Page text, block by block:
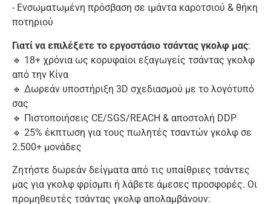
- Ενσωματωμένη πρόσβαση σε ιμάντα καροτσιού & θήκη
ποτηριού
Γιατί να επιλέξετε το εργοστάσιο τσάντας γκολφ μας:
🔹 18+ χρόνια ως κορυφαίοι εξαγωγείς τσάντας γκολφ
από την Κίνα
🔹 Δωρεάν υποστήριξη 3D σχεδιασμού με το λογότυπό
σας
🔹 Πιστοποιήσεις CE/SGS/REACH & αποστολή DDP
🔹 25% έκπτωση για τους πωλητές τσαντών γκολφ σε
2.500+ μονάδες
Ζητήστε δωρεάν δείγματα από τις υπαίθριες τσάντες
μας για γκολφ φρίσμπι ή λάβετε άμεσες προσφορές. Οι
προμηθευτές τσάντας γκολφ απολαμβάνουν: